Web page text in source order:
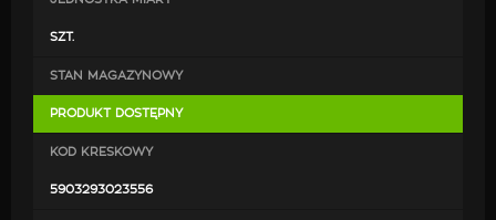
Średnica montażowa: 35 - 46 mm
SZT.
STAN MAGAZYNOWY
PRODUKT DOSTĘPNY
KOD KRESKOWY
5903293023556